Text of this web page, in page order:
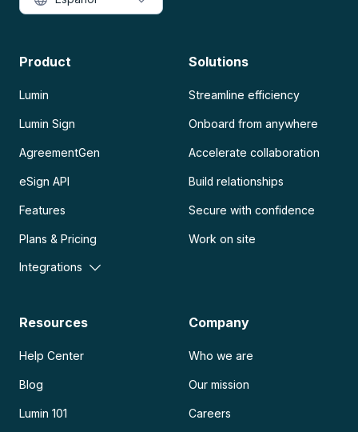
Product
Lumin
Lumin Sign
AgreementGen
eSign API
Features
Plans & Pricing
Integrations
Solutions
Streamline efficiency
Onboard from anywhere
Accelerate collaboration
Build relationships
Secure with confidence
Work on site
Resources
Help Center
Blog
Lumin 101
Company
Who we are
Our mission
Careers